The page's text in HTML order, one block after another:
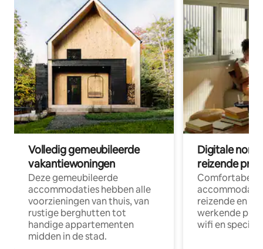
Volledig gemeubileerde
vakantiewoningen
Deze gemeubileerde
accommodaties hebben alle
voorzieningen van thuis, van
rustige berghutten tot
handige appartementen
midden in de stad.
Digitale
reizende
Comfortabele
reizende en
werkende
wifi en